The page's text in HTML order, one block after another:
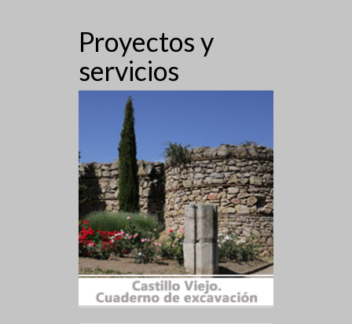
Proyectos y
servicios